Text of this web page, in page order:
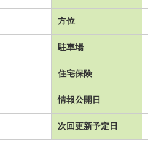
方位
駐車場
住宅保険
情報公開日
次回更新予定日